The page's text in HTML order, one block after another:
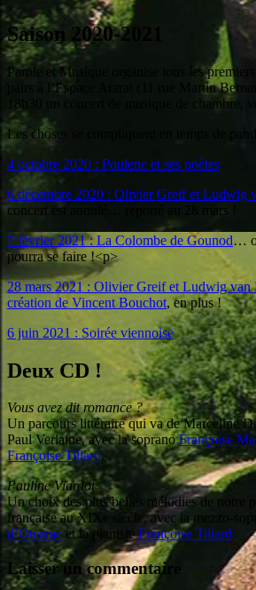
Saison 2020-2021
Parole et Musique organise tous les
pairs à l’Espace Ararat (11 rue Martin
18h30 un concert de musique de chambre,
Les choses se compliquent en temps de
4 octobre 2020 : Poulenc et ses poètes
6 décembre 2020 : Olivier Greif et Ludwig
concert est annulé… reporté au 28 mars !
7 février 2021 : La Colombe de Gounod…
pourra se faire !<p>
28 mars 2021 : Olivier Greif et Ludwig van
création de Vincent Bouchot, en plus !
6 juin 2021 : Soirée viennoise
Deux CD !
Vous avez dit romance ?
Un parcours littéraire qui va de Marceline
Paul Verlaine, avec la sopranoFrançoise
Françoise Tillard.
Pauline Viardot
Un choix des plus belles mélodies de notre
française au XIXe siècle, avec la mezzo-
d’Oustracet la pianisteFrançoise Tillard
Laisser un commentaire